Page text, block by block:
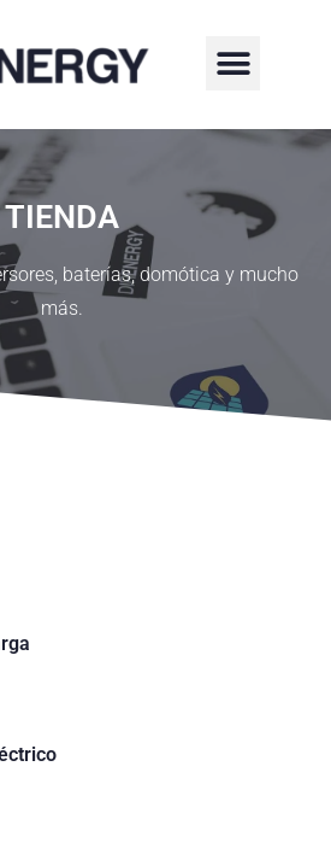
TIENDA
baterías, domótica y mucho
más.